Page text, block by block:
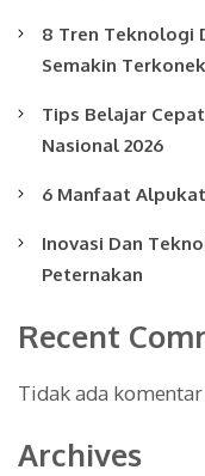
8 Tren Teknologi
Semakin
Tips Belajar
Nasional 2026
6 Manfaat
Inovasi Dan
Peternakan
Recent
Tidak ada
Archives